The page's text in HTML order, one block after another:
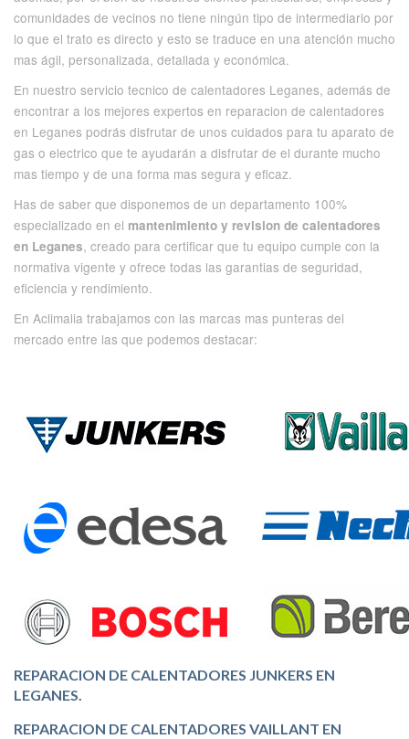
comunidades de vecinos no tiene ningún tipo de intermediario por
lo que el trato es directo y esto se traduce en una atención mucho
mas ágil, personalizada, detallada y económica.
En nuestro servicio tecnico de calentadores Leganes, además de
encontrar a los mejores expertos en reparacion de calentadores
en Leganes podrás disfrutar de unos cuidados para tu aparato de
gas o electrico que te ayudarán a disfrutar de el durante mucho
mas tiempo y de una forma mas segura y eficaz.
Has de saber que disponemos de un departamento 100%
especializado en el mantenimiento y revision de calentadores
en Leganes, creado para certificar que tu equipo cumple con la
normativa vigente y ofrece todas las garantias de seguridad,
eficiencia y rendimiento.
En Aclimalia trabajamos con las marcas mas punteras del
mercado entre las que podemos destacar:
REPARACION DE CALENTADORES JUNKERS EN
LEGANES.
REPARACION DE CALENTADORES VAILLANT EN